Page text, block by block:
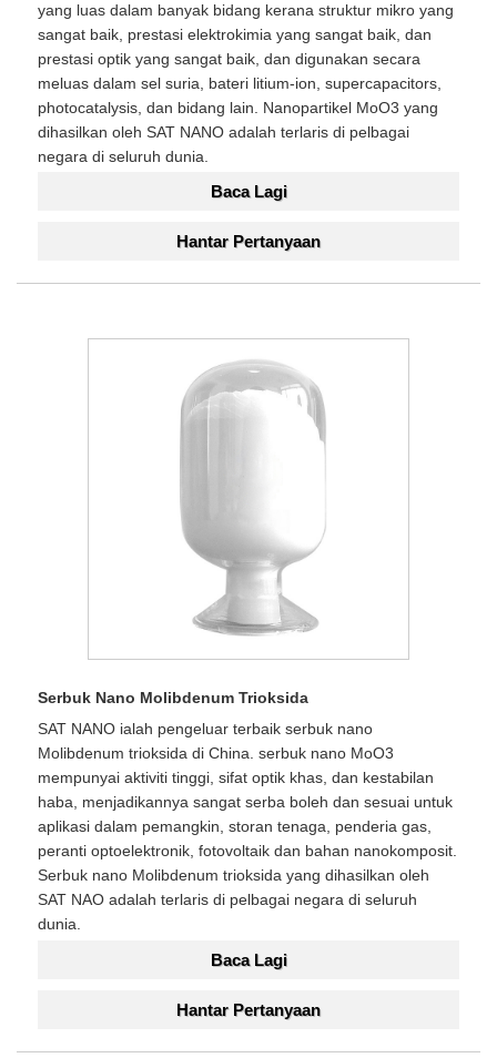
yang luas dalam banyak bidang kerana struktur mikro yang
sangat baik, prestasi elektrokimia yang sangat baik, dan
prestasi optik yang sangat baik, dan digunakan secara
meluas dalam sel suria, bateri litium-ion, supercapacitors,
photocatalysis, dan bidang lain. Nanopartikel MoO3 yang
dihasilkan oleh SAT NANO adalah terlaris di pelbagai
negara di seluruh dunia.
Baca Lagi
Hantar Pertanyaan
Serbuk Nano Molibdenum Trioksida
SAT NANO ialah pengeluar terbaik serbuk nano
Molibdenum trioksida di China. serbuk nano MoO3
mempunyai aktiviti tinggi, sifat optik khas, dan kestabilan
haba, menjadikannya sangat serba boleh dan sesuai untuk
aplikasi dalam pemangkin, storan tenaga, penderia gas,
peranti optoelektronik, fotovoltaik dan bahan nanokomposit.
Serbuk nano Molibdenum trioksida yang dihasilkan oleh
SAT NAO adalah terlaris di pelbagai negara di seluruh
dunia.
Baca Lagi
Hantar Pertanyaan